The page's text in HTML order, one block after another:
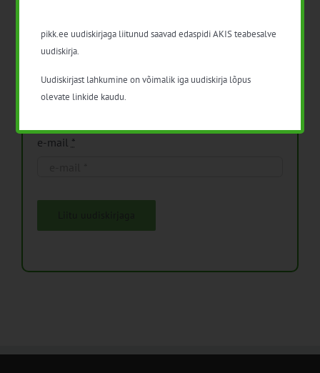
leitavhttps://www.pikk.ee/liitu-uudiskirjaga/
Nimi
e-mail *
pikk.ee uudiskirjaga liitunud saavad edaspidi AKIS teabesalve
uudiskirja.
Uudiskirjast lahkumine on võimalik iga uudiskirja lõpus
olevate linkide kaudu.